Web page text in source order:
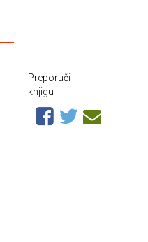
Preporuči
knjigu